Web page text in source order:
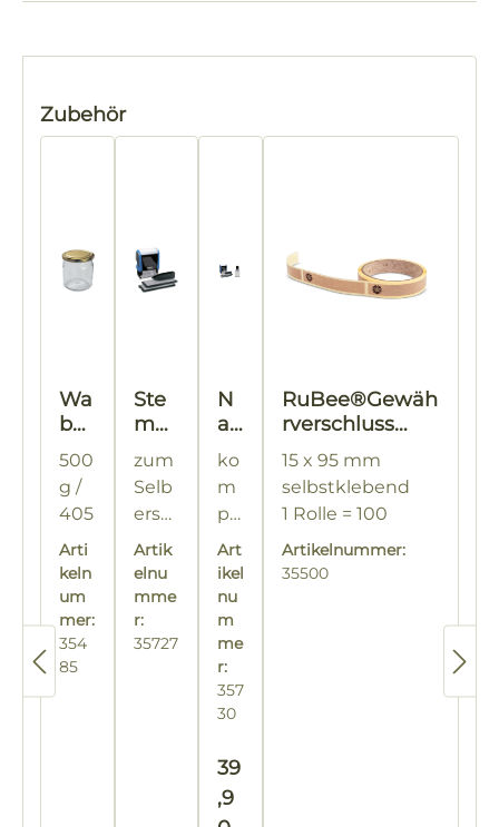
Produktgalerie überspringen
Zubehör
Wa
be
ngl
äse
r
run
d
500
g /
405
ml
Dec
kel
gol
d, Ø
82
Arti
keln
um
mer:
354
85
Ste
mp
für
Na
me
nsei
ndr
uck
zum
Selb
erset
zen
Artik
elnu
mme
r:
35727
N
a
m
en
se
in
dr
uc
k
St
e
m
pe
l
t
ko
m
pl
ett
mi
t
wi
sc
hf
es
St
e
m
+
Er
sat
zst
e
m
pe
ss
en
Art
ikel
nu
m
me
r:
357
30
Regulärer Preis:
39
,9
RuBee®Gewäh
rverschluss
Natur "Blume"
15 x 95 mm
selbstklebend
1 Rolle = 100
Stück
Artikelnummer:
35500